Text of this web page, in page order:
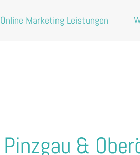
Online Marketing Leistungen
&